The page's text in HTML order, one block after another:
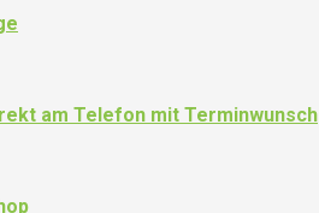
am Telefon mit Terminwunsch